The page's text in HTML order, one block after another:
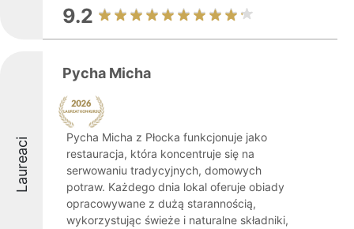
9.2
Laureaci
Pycha Micha
Pycha Micha z Płocka funkcjonuje jako
restauracja, która koncentruje się na
serwowaniu tradycyjnych, domowych
potraw. Każdego dnia lokal oferuje obiady
opracowywane z dużą starannością,
wykorzystując świeże i naturalne składniki,